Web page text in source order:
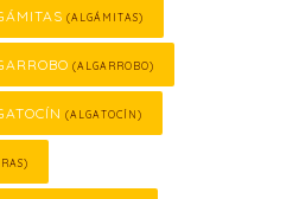
(ALGÁMITAS)
(ALGARROBO)
(ALGATOCÍN)